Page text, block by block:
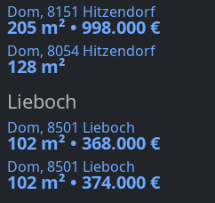
Dom, 8151 Hitzendorf
205 m² • 998.000 €
Dom, 8054 Hitzendorf
128 m²
Lieboch
Dom, 8501 Lieboch
102 m² • 368.000 €
Dom, 8501 Lieboch
102 m² • 374.000 €